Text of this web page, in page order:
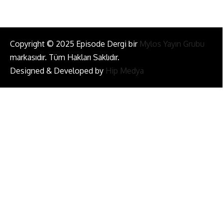
Copyright © 2025 Episode Dergi bir Mylos Yayın Grubu
markasıdır. Tüm Hakları Saklıdır.
Designed & Developed by Hip Medya